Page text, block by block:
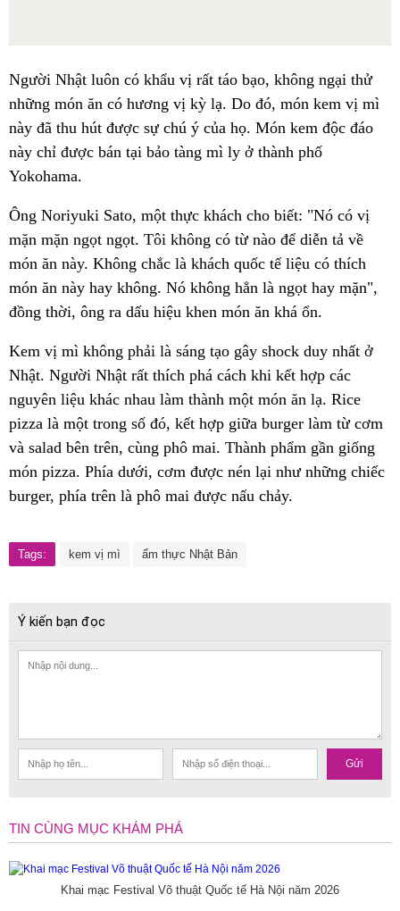
Người Nhật luôn có khẩu vị rất táo bạo, không ngại thử
những món ăn có hương vị kỳ lạ. Do đó, món kem vị mì
này đã thu hút được sự chú ý của họ. Món kem độc đáo
này chỉ được bán tại bảo tàng mì ly ở thành phố
Yokohama.
Ông Noriyuki Sato, một thực khách cho biết: "Nó có vị
mặn mặn ngọt ngọt. Tôi không có từ nào để diễn tả về
món ăn này. Không chắc là khách quốc tế liệu có thích
món ăn này hay không. Nó không hẳn là ngọt hay mặn",
đồng thời, ông ra dấu hiệu khen món ăn khá ổn.
Kem vị mì không phải là sáng tạo gây shock duy nhất ở
Nhật. Người Nhật rất thích phá cách khi kết hợp các
nguyên liệu khác nhau làm thành một món ăn lạ. Rice
pizza là một trong số đó, kết hợp giữa burger làm từ cơm
và salad bên trên, cùng phô mai. Thành phẩm gần giống
món pizza. Phía dưới, cơm được nén lại như những chiếc
burger, phía trên là phô mai được nấu chảy.
Tags: kem vị mì ẩm thực Nhật Bản
Ý kiến bạn đọc
Gửi
TIN CÙNG MỤC KHÁM PHÁ
Khai mạc Festival Võ thuật Quốc tế Hà Nội năm 2026